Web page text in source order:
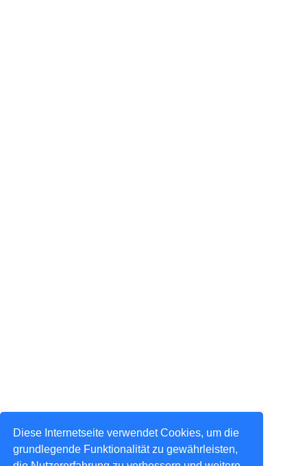
Diese Internetseite verwendet Cookies, um die
grundlegende Funktionalität zu gewährleisten,